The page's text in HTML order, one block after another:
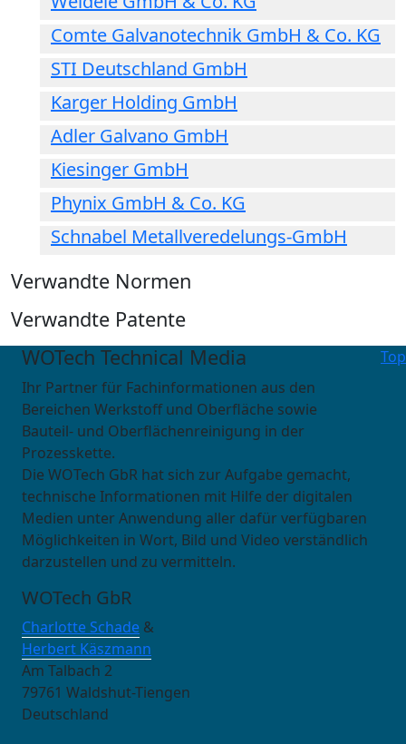
Comte Galvanotechnik GmbH & Co. KG
STI Deutschland GmbH
Karger Holding GmbH
Adler Galvano GmbH
Kiesinger GmbH
Phynix GmbH & Co. KG
Schnabel Metallveredelungs-GmbH
Verwandte Normen
Verwandte Patente
Top
WOTech Technical Media
Ihr Partner für Fachinformationen aus den
Bereichen Werkstoff und Oberfläche sowie
Bauteil- und Oberflächenreinigung in der
Prozesskette.
Die WOTech GbR hat sich zur Aufgabe gemacht,
technische Informationen mit Hilfe der digitalen
Medien unter Anwendung aller dafür verfügbaren
Möglichkeiten in Wort, Bild und Video verständlich
darzustellen und zu vermitteln.
WOTech GbR
Charlotte Schade &
Herbert Käszmann
Am Talbach 2
79761 Waldshut-Tiengen
Deutschland